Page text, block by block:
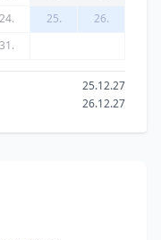
24. 25.
26.
31.
25.12.27
26.12.27